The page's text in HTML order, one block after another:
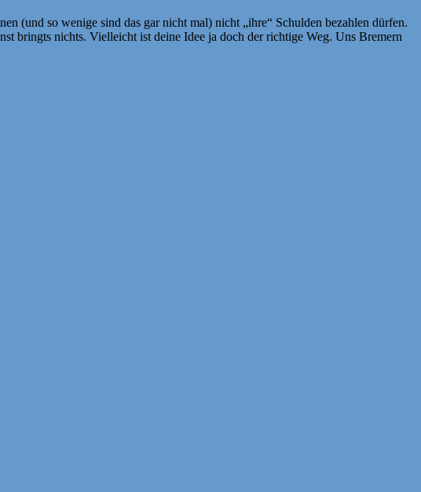
(und so wenige sind das gar nicht mal) nicht „ihre“ Schulden bezahlen dürfen.
bringts nichts. Vielleicht ist deine Idee ja doch der richtige Weg. Uns Bremern